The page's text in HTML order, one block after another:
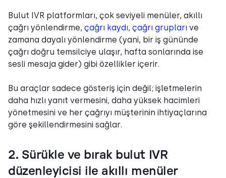
Bulut IVR platformları, çok seviyeli menüler, akıllı
çağrı yönlendirme, çağrı kaydı, çağrı grupları ve
zamana dayalı yönlendirme (yani, bir iş gününde
çağrı doğru temsilciye ulaşır, hafta sonlarında ise
sesli mesaja gider) gibi özellikler içerir.
Bu araçlar sadece gösteriş için değil; işletmelerin
daha hızlı yanıt vermesini, daha yüksek hacimleri
yönetmesini ve her çağrıyı müşterinin ihtiyaçlarına
göre şekillendirmesini sağlar.
2. Sürükle ve bırak bulut IVR
düzenleyicisi ile akıllı menüler